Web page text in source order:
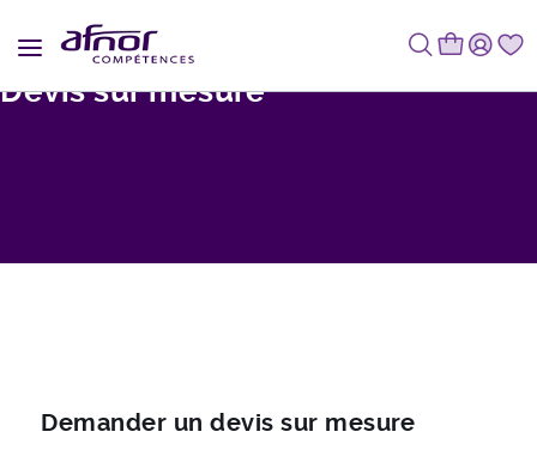
Devis sur mesure
Demander un devis sur mesure